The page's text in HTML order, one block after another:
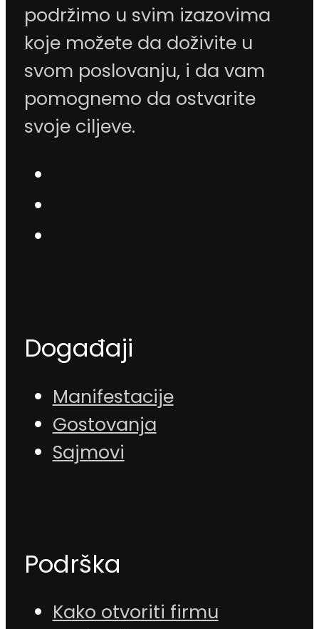
podržimo u svim izazovima
koje možete da doživite u
svom poslovanju, i da vam
pomognemo da ostvarite
svoje ciljeve.
Događaji
Manifestacije
Gostovanja
Sajmovi
Podrška
Kako otvoriti firmu